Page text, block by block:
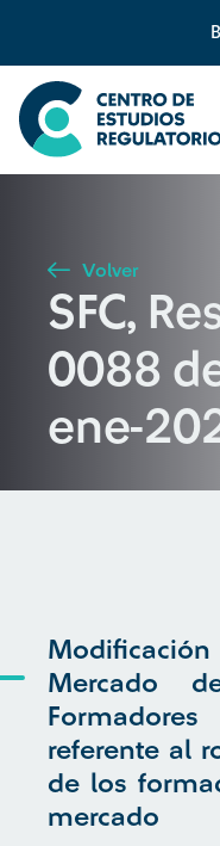
Búsqueda
Seleccione país
Buscar
Volver
SFC,
0088
ene-
Mercado
referente al
de los
mercado